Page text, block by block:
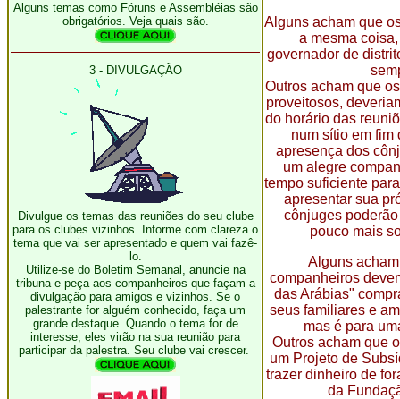
Alguns temas como Fóruns e Assembléias são
obrigatórios. Veja quais são.
3 - DIVULGAÇÃO
Divulgue os temas das reuniões do seu clube
para os clubes vizinhos. Informe com clareza o
tema que vai ser apresentado e quem vai fazê-
lo.
Utilize-se do Boletim Semanal, anuncie na
tribuna e peça aos companheiros que façam a
divulgação para amigos e vizinhos. Se o
palestrante for alguém conhecido, faça um
grande destaque. Quando o tema for de
interesse, eles virão na sua reunião para
participar da palestra. Seu clube vai crescer.
Alguns acham que
a mesma
governador de
Outros acham que
proveitosos,
do horário das
num sítio em fim
apresença dos
um alegre
tempo suficiente
apresentar sua
cônjuges
pouco mais
Alguns
companheiros
das Arábias"
seus familiares e
mas é para
Outros acham que
um Projeto de
trazer dinheiro de
da